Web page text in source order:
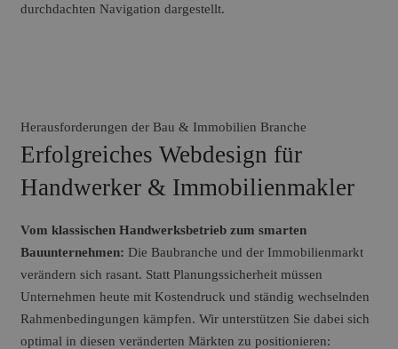
durchdachten Navigation dargestellt.
Herausforderungen der Bau & Immobilien Branche
Erfolgreiches Webdesign für
Handwerker & Immobilienmakler
Vom klassischen Handwerksbetrieb zum smarten
Bauunternehmen: Die Baubranche und der Immobilienmarkt
verändern sich rasant. Statt Planungssicherheit müssen
Unternehmen heute mit Kostendruck und ständig wechselnden
Rahmenbedingungen kämpfen. Wir unterstützen Sie dabei sich
optimal in diesen veränderten Märkten zu positionieren: